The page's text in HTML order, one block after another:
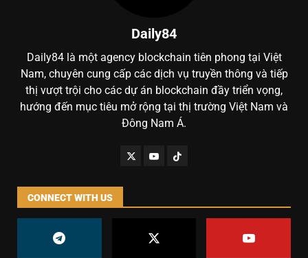
Daily84
Daily84 là một agency blockchain tiên phong tại Việt
Nam, chuyên cung cấp các dịch vụ truyền thông và tiếp
thị vượt trội cho các dự án blockchain đầy triển vọng,
hướng đến mục tiêu mở rộng tại thị trường Việt Nam và
Đông Nam Á.
CONNECT WITH US